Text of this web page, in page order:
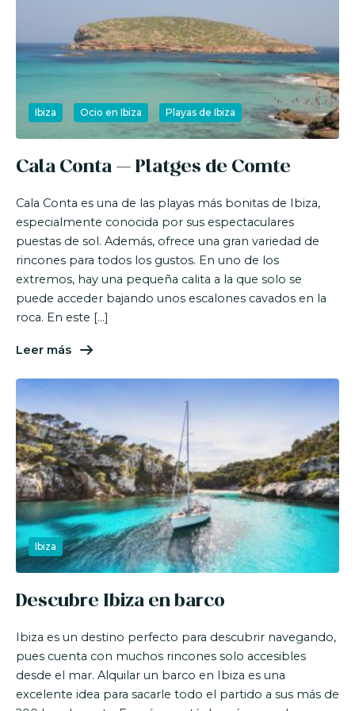
Ibiza Ocio en Ibiza Playas de Ibiza
Cala Conta – Platges de Comte
Cala Conta es una de las playas más bonitas de Ibiza,
especialmente conocida por sus espectaculares
puestas de sol. Además, ofrece una gran variedad de
rincones para todos los gustos. En uno de los
extremos, hay una pequeña calita a la que solo se
puede acceder bajando unos escalones cavados en la
roca. En este […]
Leer más
Ibiza
Descubre Ibiza en barco
Ibiza es un destino perfecto para descubrir navegando,
pues cuenta con muchos rincones solo accesibles
desde el mar. Alquilar un barco en Ibiza es una
excelente idea para sacarle todo el partido a sus más de